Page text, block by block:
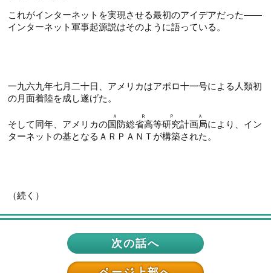
これがインターネットを実現させる最初のアイデアだった――
インターネット軍事起源説はそのように語っている。
一九六九年七月二十日、アメリカはアポロ十一号による人類初
の月面着陸を成し遂げた。
そして同年、アメリカの国防総省高等研究計画局
ＡＲＰＡ
により、イン
ターネットの基となるＡＲＰＡＮＴが構築された。
（続く）
次の話へ